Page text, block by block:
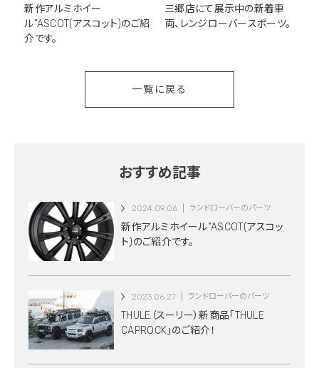
新作アルミホイー
ル”ASCOT(アスコット)のご紹
介です。
三郷店にて展示中の新着車
両、レンジローバースポーツ。
一覧に戻る
おすすめ記事
2024.09.06 ランドローバーのパーツ
新作アルミホイール”ASCOT(アスコッ
ト)のご紹介です。
2023.06.27 ランドローバーのパーツ
THULE（スーリー）新商品「THULE
CAPROCK」のご紹介！